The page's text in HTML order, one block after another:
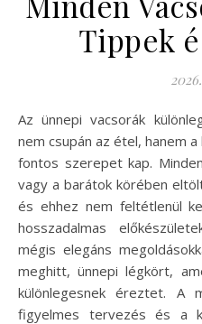
Tippek
Az ünnepi vacsorák különleges alkalmak, amelyek során
nem csupán az étel, hanem
fontos szerepet kap.
vagy a barátok körében
és ehhez nem feltétlenül
hosszadalmas
mégis elegáns
meghitt, ünnepi légkört,
különlegesnek éreztet. A
figyelmes tervezés és a